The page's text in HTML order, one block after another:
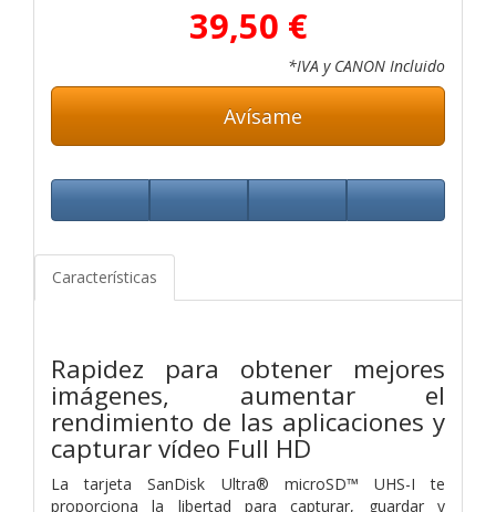
39,50 €
*IVA y CANON Incluido
Avísame
Características
Rapidez para obtener mejores
imágenes, aumentar el
rendimiento de las aplicaciones y
capturar vídeo Full HD
La tarjeta SanDisk Ultra® microSD™ UHS-I te
proporciona la libertad para capturar, guardar y